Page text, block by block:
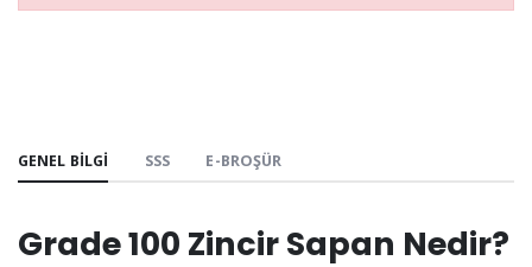
GENEL BILGI SSS E-BROŞÜR
Grade 100 Zincir Sapan Nedir?